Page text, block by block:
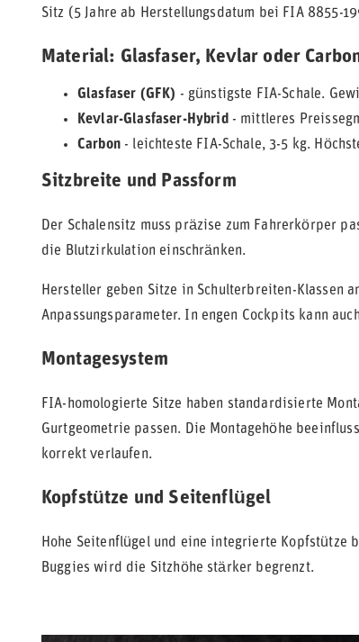
Sitz (5 Jahre ab Herstellungsdatum bei FIA 8855-
Material: Glasfaser, Kevlar oder
Glasfaser (GFK) - günstigste FIA-Schale.
Kevlar-Glasfaser-Hybrid- mittleres
Carbon- leichteste FIA-Schale, 3-5 kg.
Sitzbreite und Passform
Der Schalensitz muss präzise zum Fahrerkörper
die Blutzirkulation einschränken.
Hersteller geben Sitze in Schulterbreiten-Klassen
Anpassungsparameter. In engen Cockpits kann
Montagesystem
FIA-homologierte Sitze haben standardisierte
Gurtgeometrie passen. Die Montagehöhe
korrekt verlaufen.
Kopfstütze und Seitenflügel
Hohe Seitenflügel und eine integrierte Kopfstütze
Buggies wird die Sitzhöhe stärker begrenzt.